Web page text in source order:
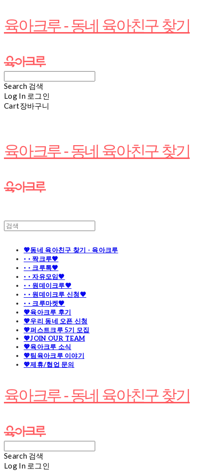
육아크루 - 동네 육아친구 찾기
Search 검색
Log In 로그인
Cart장바구니
육아크루 - 동네 육아친구 찾기
💖동네 육아친구 찾기 - 육아크루
· · 짝크루🧡
· · 크루톡🧡
· · 자유모임🧡
· · 원데이크루🧡
· · 원데이크루 신청🧡
· · 크루마켓🧡
💖육아크루 후기
💖우리 동네 오픈 신청
💖퍼스트크루 5기 모집
💖JOIN OUR TEAM
💖육아크루 소식
💖팀육아크루 이야기
💖제휴/협업 문의
육아크루 - 동네 육아친구 찾기
Search 검색
Log In 로그인